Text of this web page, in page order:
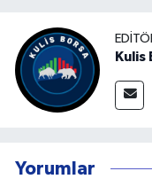
Kulis
Yorumlar